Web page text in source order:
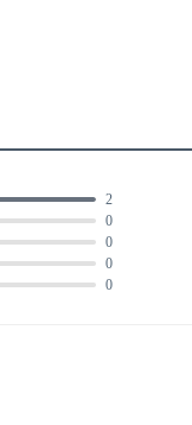
0
0
0
0
2